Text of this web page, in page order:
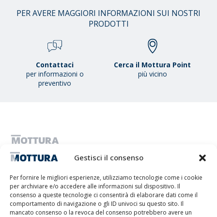
Gestisci il consenso
Per fornire le migliori esperienze, utilizziamo tecnologie come i cookie
per archiviare e/o accedere alle informazioni sul dispositivo. Il
consenso a queste tecnologie ci consentirà di elaborare dati come il
comportamento di navigazione o gli ID univoci su questo sito. Il
mancato consenso o la revoca del consenso potrebbero avere un
01
/
38
PER AVERE MAGGIORI INFORMAZIONI SUI NOSTRI
PRODOTTI
Contattaci
per informazioni o
preventivo
Cerca il Mottura Point
più vicino
MOTTURA S.P.A. - Capitale sociale 1.300.000,00 i.v. - C.F. & P.IVA
IT01051980017 - Società a Socio Unico soggetta ad attività di direzione
Privacy Policy
Cookie Policy Imprint
Disconoscimento
Whistleblowing
Lithos S.r.l.